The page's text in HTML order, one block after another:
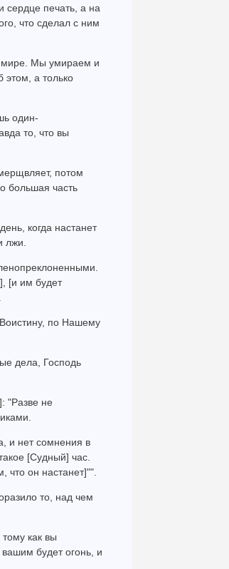
сердце печать, а на
что сделал с ним
мире. Мы умираем и
этом, а только
один-
то, что вы
потом
большая часть
когда настанет
лжи.
[и им будет
по Нашему
дела, Господь
"Разве не
и нет сомнения в
[Судный] час.
что он настанет]"".
то, над чем
как вы
будет огонь, и